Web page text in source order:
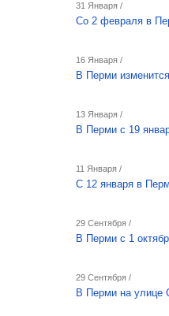
31 Января /
Со 2 февраля в
16 Января /
В Перми
13 Января /
В Перми с 19
11 Января /
С 12 января в
29 Сентября /
В Перми с 1
29 Сентября /
В Перми на улице